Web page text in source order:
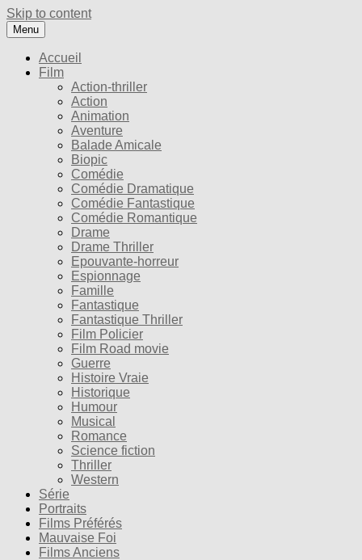
Skip to content
Menu
Accueil
Film
Action-thriller
Action
Animation
Aventure
Balade Amicale
Biopic
Comédie
Comédie Dramatique
Comédie Fantastique
Comédie Romantique
Drame
Drame Thriller
Epouvante-horreur
Espionnage
Famille
Fantastique
Fantastique Thriller
Film Policier
Film Road movie
Guerre
Histoire Vraie
Historique
Humour
Musical
Romance
Science fiction
Thriller
Western
Série
Portraits
Films Préférés
Mauvaise Foi
Films Anciens